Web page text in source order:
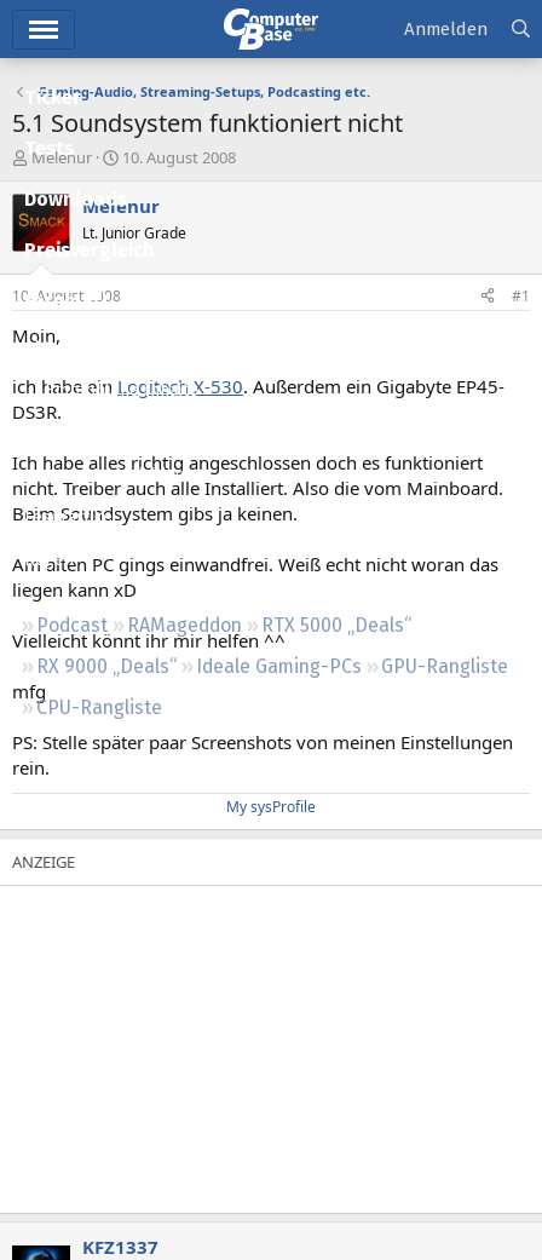
Ticker
Tests
Downloads
Preisvergleich
Forum
Aktuelles
Empfohlene Inhalte
Neueste Aktivitäten
Leserartikel
Regeln
Podcast RAMageddon
RTX 5000 „Deals“
RX 9000 „Deals“
Ideale Gaming-PCs
GPU-Rangliste
CPU-Rangliste
Anmelden
Gaming-Audio, Streaming-Setups, Podcasting etc.
5.1 Soundsystem funktioniert nicht
E
s
t
e
e
r
Melenur
E
s
t
e
t
10. August 2008
Melenur
Lt. Junior Grade
10. August 2008 #1
Moin,
ich habe ein Logitech X-530. Außerdem ein Gigabyte EP45-
DS3R.
Ich habe alles richtig angeschlossen doch es funktioniert
nicht. Treiber auch alle Installiert. Also die vom Mainboard.
Beim Soundsystem gibs ja keinen.
Am alten PC gings einwandfrei. Weiß echt nicht woran das
liegen kann xD
Vielleicht könnt ihr mir helfen ^^
mfg
PS: Stelle später paar Screenshots von meinen Einstellungen
rein.
My sysProfile
KFZ1337